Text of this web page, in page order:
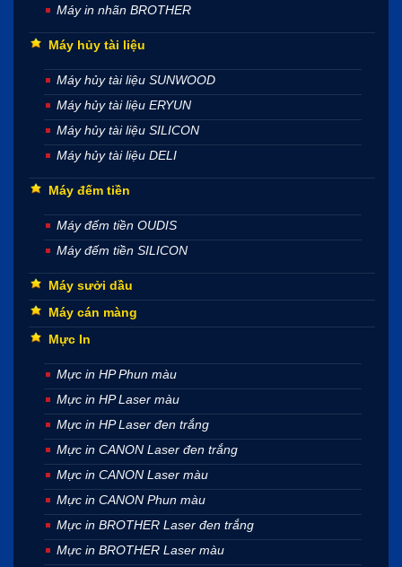
Máy in nhãn BROTHER
Máy hủy tài liệu
Máy hủy tài liệu SUNWOOD
Máy hủy tài liệu ERYUN
Máy hủy tài liệu SILICON
Máy hủy tài liệu DELI
Máy đếm tiền
Máy đếm tiền OUDIS
Máy đếm tiền SILICON
Máy sưởi dầu
Máy cán màng
Mực In
Mực in HP Phun màu
Mực in HP Laser màu
Mực in HP Laser đen trắng
Mực in CANON Laser đen trắng
Mực in CANON Laser màu
Mực in CANON Phun màu
Mực in BROTHER Laser đen trắng
Mực in BROTHER Laser màu